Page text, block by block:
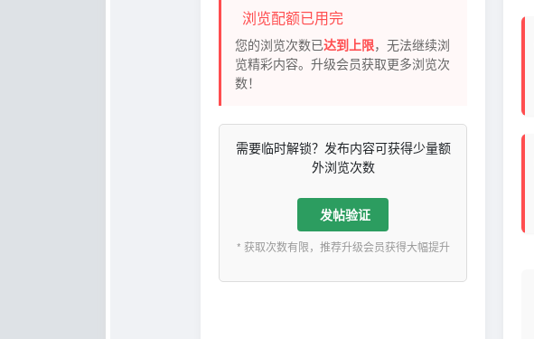
浏览配额已用完
您的浏览次数已达到上限，无法继续浏
览精彩内容。升级会员获取更多浏览次
数！
需要临时解锁？发布内容可获得少量额
外浏览次数
发帖验证
* 获取次数有限，推荐升级会员获得大幅提升